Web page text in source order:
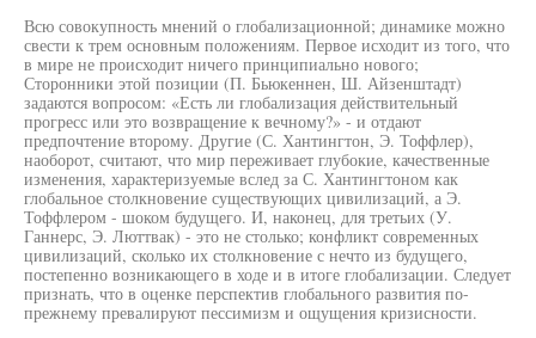
Всю совокупность мнений о глобализационной; динамике можно
свести к трем основным положениям. Первое исходит из того, что
в мире не происходит ничего принципиально нового;
Сторонники этой позиции (П. Бьюкеннен, Ш. Айзенштадт)
задаются вопросом: «Есть ли глобализация действительный
прогресс или это возвращение к вечному?» - и отдают
предпочтение второму. Другие (С. Хантингтон, Э. Тоффлер),
наоборот, считают, что мир переживает глубокие, качественные
изменения, характеризуемые вслед за С. Хантингтоном как
глобальное столкновение существующих цивилизаций, а Э.
Тоффлером - шоком будущего. И, наконец, для третьих (У.
Ганнерс, Э. Люттвак) - это не столько; конфликт современных
цивилизаций, сколько их столкновение с нечто из будущего,
постепенно возникающего в ходе и в итоге глобализации. Следует
признать, что в оценке перспектив глобального развития по-
прежнему превалируют пессимизм и ощущения кризисности.